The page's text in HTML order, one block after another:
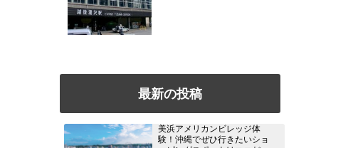
最新の投稿
美浜アメリカンビレッジ体
験！沖縄でぜひ行きたいショ